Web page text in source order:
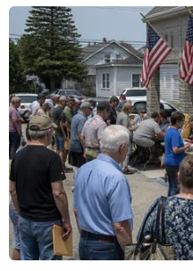
hình báo chí khác
Giải thưởng nhằm
thức, trách nhiệm của
dụng năng lượng tiết
tôn vinh những tác
biểu về sử dụng năng
quả quả ở Trung ương